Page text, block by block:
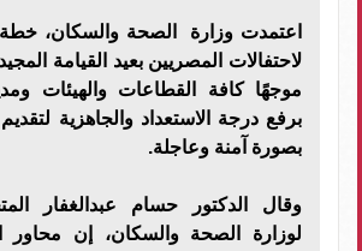
اعتمدت وزارة الصحة والسكان، خطة
لاحتفالات المصريين بعيد القيامة
موجهًا كافة القطاعات والهيئات
برفع درجة الاستعداد والجاهزية
بصورة آمنة وعاجلة.
وقال الدكتور حسام عبدالغفار
لوزارة الصحة والسكان، إن محاور